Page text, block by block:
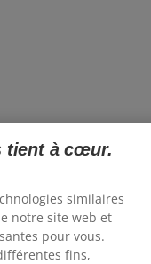
tient à cœur.
similaires
notre site web et
pour vous.
fins,